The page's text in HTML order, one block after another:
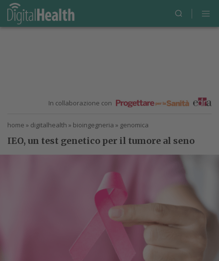
In collaborazione con
home » digitalhealth » bioingegneria » genomica
IEO, un test genetico per il tumore al seno